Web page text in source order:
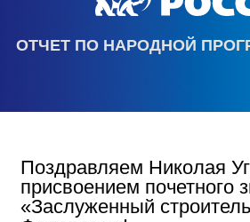
ОТЧЕТ ПО НАРОДНОЙ
Поздравляем Николая
присвоением почетного
«Заслуженный